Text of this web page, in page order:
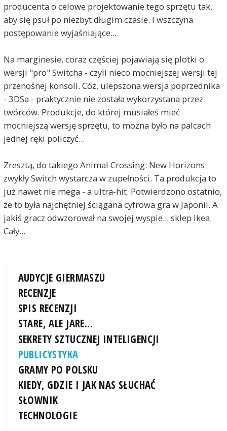
producenta o celowe projektowanie tego sprzętu tak,
aby się psuł po niezbyt długim czasie. I wszczyna
postępowanie wyjaśniające...
Na marginesie, coraz częściej pojawiają się plotki o
wersji "pro" Switcha - czyli nieco mocniejszej wersji tej
przenośnej konsoli. Cóż, ulepszona wersja poprzednika
- 3DSa - praktycznie nie została wykorzystana przez
twórców. Produkcje, do której musiałeś mieć
mocniejszą wersję sprzętu, to można było na palcach
jednej ręki policzyć...
Zresztą, do takiego Animal Crossing: New Horizons
zwykły Switch wystarcza w zupełności. Ta produkcja to
już nawet nie mega - a ultra-hit. Potwierdzono ostatnio,
że to była najchętniej ściągana cyfrowa gra w Japonii. A
jakiś gracz odwzorował na swojej wyspie... sklep Ikea.
Cały...
AUDYCJE GIERMASZU
RECENZJE
SPIS RECENZJI
STARE, ALE JARE...
SEKRETY SZTUCZNEJ INTELIGENCJI
PUBLICYSTYKA
GRAMY PO POLSKU
KIEDY, GDZIE I JAK NAS SŁUCHAĆ
SŁOWNIK
TECHNOLOGIE